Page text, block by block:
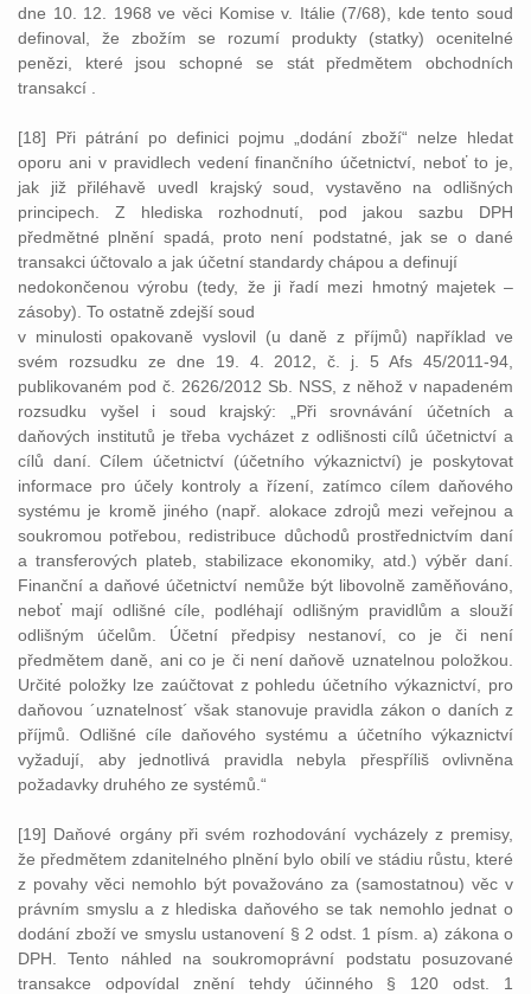
dne 10. 12. 1968 ve věci Komise v. Itálie (7/68), kde tento soud
definoval, že zbožím se rozumí produkty (statky) ocenitelné
penězi, které jsou schopné se stát předmětem obchodních
transakcí .
[18] Při pátrání po definici pojmu „dodání zboží“ nelze hledat
oporu ani v pravidlech vedení finančního účetnictví, neboť to je,
jak již přiléhavě uvedl krajský soud, vystavěno na odlišných
principech. Z hlediska rozhodnutí, pod jakou sazbu DPH
předmětné plnění spadá, proto není podstatné, jak se o dané
transakci účtovalo a jak účetní standardy chápou a definují
nedokončenou výrobu (tedy, že ji řadí mezi hmotný majetek –
zásoby). To ostatně zdejší soud
v minulosti opakovaně vyslovil (u daně z příjmů) například ve
svém rozsudku ze dne 19. 4. 2012, č. j. 5 Afs 45/2011-94,
publikovaném pod č. 2626/2012 Sb. NSS, z něhož v napadeném
rozsudku vyšel i soud krajský: „Při srovnávání účetních a
daňových institutů je třeba vycházet z odlišnosti cílů účetnictví a
cílů daní. Cílem účetnictví (účetního výkaznictví) je poskytovat
informace pro účely kontroly a řízení, zatímco cílem daňového
systému je kromě jiného (např. alokace zdrojů mezi veřejnou a
soukromou potřebou, redistribuce důchodů prostřednictvím daní
a transferových plateb, stabilizace ekonomiky, atd.) výběr daní.
Finanční a daňové účetnictví nemůže být libovolně zaměňováno,
neboť mají odlišné cíle, podléhají odlišným pravidlům a slouží
odlišným účelům. Účetní předpisy nestanoví, co je či není
předmětem daně, ani co je či není daňově uznatelnou položkou.
Určité položky lze zaúčtovat z pohledu účetního výkaznictví, pro
daňovou ´uznatelnost´ však stanovuje pravidla zákon o daních z
příjmů. Odlišné cíle daňového systému a účetního výkaznictví
vyžadují, aby jednotlivá pravidla nebyla přespříliš ovlivněna
požadavky druhého ze systémů.“
[19] Daňové orgány při svém rozhodování vycházely z premisy,
že předmětem zdanitelného plnění bylo obilí ve stádiu růstu, které
z povahy věci nemohlo být považováno za (samostatnou) věc v
právním smyslu a z hlediska daňového se tak nemohlo jednat o
dodání zboží ve smyslu ustanovení § 2 odst. 1 písm. a) zákona o
DPH. Tento náhled na soukromoprávní podstatu posuzované
transakce odpovídal znění tehdy účinného § 120 odst. 1